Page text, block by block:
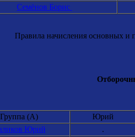
Семёнов Борис
Правила начисления основных и
Группа (A)
Юрий
Юрий
.